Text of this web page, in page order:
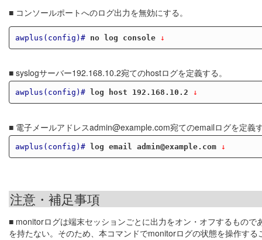
■ コンソールポートへのログ出力を無効にする。
awplus(config)# no log console ↓
■ syslogサーバー192.168.10.2宛てのhostログを定義する。
awplus(config)# log host 192.168.10.2 ↓
■ 電子メールアドレスadmin@example.com宛てのemailログを定義
awplus(config)# log email admin@example.com ↓
注意・補足事項
■ monitorログは端末セッションごとに出力をオン・オフするもので
を持たない。そのため、本コマンドでmonitorログの状態を操作す